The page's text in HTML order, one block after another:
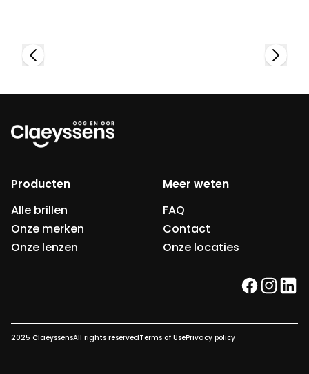
Producten
Alle brillen
Onze merken
Onze lenzen
Meer weten
FAQ
Contact
Onze locaties
facebook
2025 ClaeyssensAll rights reservedTerms of UsePrivacy policy